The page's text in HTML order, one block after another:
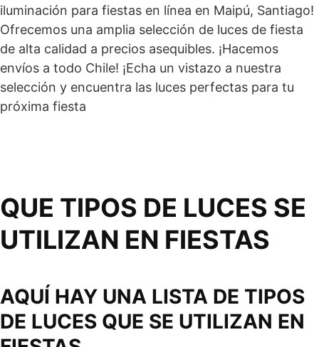
iluminación para fiestas en línea en Maipú, Santiago!
Ofrecemos una amplia selección de luces de fiesta
de alta calidad a precios asequibles. ¡Hacemos
envíos a todo Chile! ¡Echa un vistazo a nuestra
selección y encuentra las luces perfectas para tu
próxima fiesta
QUE TIPOS DE LUCES SE
UTILIZAN EN FIESTAS
AQUÍ HAY UNA LISTA DE TIPOS
DE LUCES QUE SE UTILIZAN EN